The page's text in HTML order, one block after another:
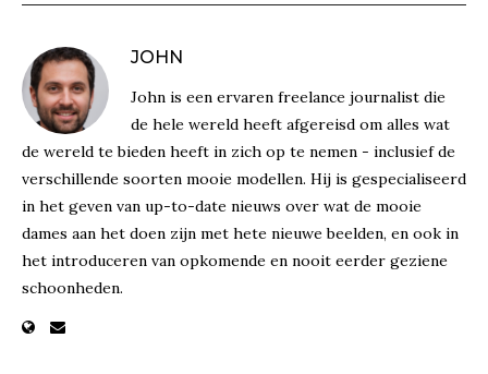
JOHN
John is een ervaren freelance journalist die
de hele wereld heeft afgereisd om alles wat
de wereld te bieden heeft in zich op te nemen - inclusief de
verschillende soorten mooie modellen. Hij is gespecialiseerd
in het geven van up-to-date nieuws over wat de mooie
dames aan het doen zijn met hete nieuwe beelden, en ook in
het introduceren van opkomende en nooit eerder geziene
schoonheden.